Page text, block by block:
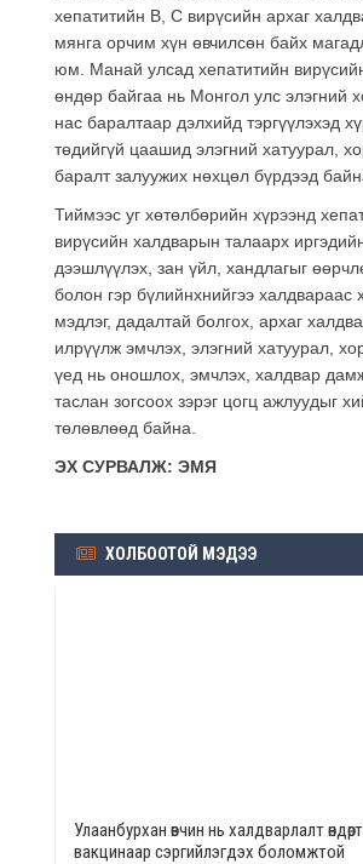
хепатитийн В, С вирүсийн архаг
мянга орчим хүн өвчилсөн байх
юм. Манай улсад хепатитийн
өндөр байгаа нь Монгол улс элэгний
нас баралтаар дэлхийд тэргүүлэхэд
төдийгүй цаашид элэгний хатуурал,
баралт залуужих нөхцөл бүрдээд
Тиймээс уг хөтөлбөрийн хүрээнд
вирүсийн халдварын талаарх
дээшлүүлэх, зан үйл, хандлагыг
болон гэр бүлийнхнийгээ халдвараас
мэдлэг, дадалтай болгох, архаг
илрүүлж эмчлэх, элэгний хатуурал,
үед нь оношлох, эмчлэх, халдвар
таслан зогсоох зэрэг цогц ажлуудыг
төлөвлөөд байна.
ЭХ СУРВАЛЖ: ЭМЯ
ХОЛБООТОЙ МЭДЭЭ
Улаанбурхан өвчин нь халдварлалт
вакцинаар сэргийлэгдэх боломжтой